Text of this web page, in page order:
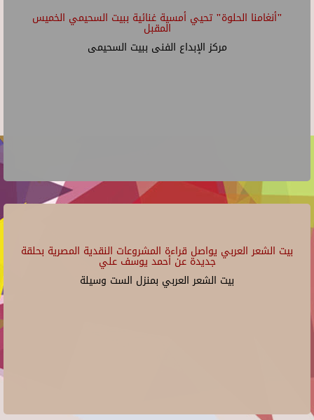
"أنغامنا الحلوة" تحيي أمسية غنائية ببيت السحيمي الخميس
المقبل
مركز الإبداع الفنى ببيت السحيمى
بيت الشعر العربي يواصل قراءة المشروعات النقدية المصرية بحلقة
جديدة عن أحمد يوسف علي
بيت الشعر العربي بمنزل الست وسيلة